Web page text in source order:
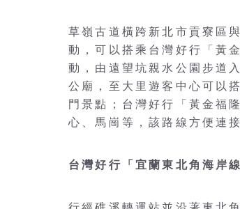
草嶺古道橫跨新北市貢寮區
動，可以搭乘台灣好行「黃
動，由遠望坑親水公園步道
公廟，至大里遊客中心可以
門景點；台灣好行「黃金福
心、馬崗等，該路線方便連
台灣好行「宜蘭東北角海岸線